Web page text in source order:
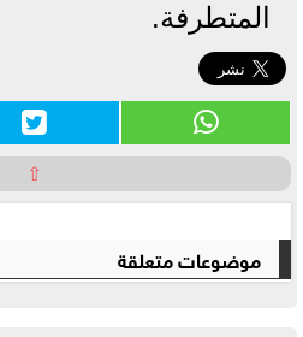
المتطرفة.
⇧
موضوعات متعلقة